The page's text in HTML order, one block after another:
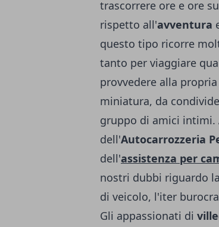
trascorrere ore e ore
rispetto all'avventura
questo tipo ricorre
tanto per viaggiare
provvedere alla
miniatura, da
gruppo di amici intimi.
dell'Autocarrozzeria
dell'assistenza per
nostri dubbi riguardo
di veicolo, l'iter
Gli appassionati di